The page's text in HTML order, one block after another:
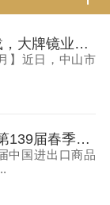
深耕镜业20余载，大牌镜业获330+专利，服务全球70+国家客户
】近日，中山市
展会预告| 广州第139届春季广交会，大牌镜业诚邀您莅临
中国进出口商品